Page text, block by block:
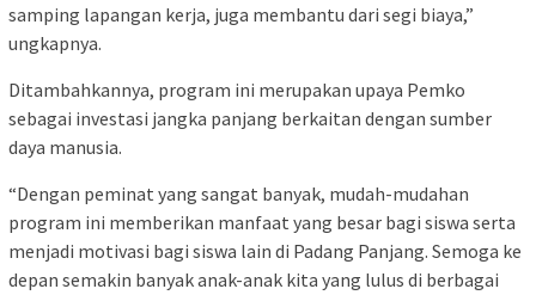
samping lapangan kerja, juga membantu dari segi biaya,”
ungkapnya.
Ditambahkannya, program ini merupakan upaya Pemko
sebagai investasi jangka panjang berkaitan dengan sumber
daya manusia.
“Dengan peminat yang sangat banyak, mudah-mudahan
program ini memberikan manfaat yang besar bagi siswa serta
menjadi motivasi bagi siswa lain di Padang Panjang. Semoga ke
depan semakin banyak anak-anak kita yang lulus di berbagai